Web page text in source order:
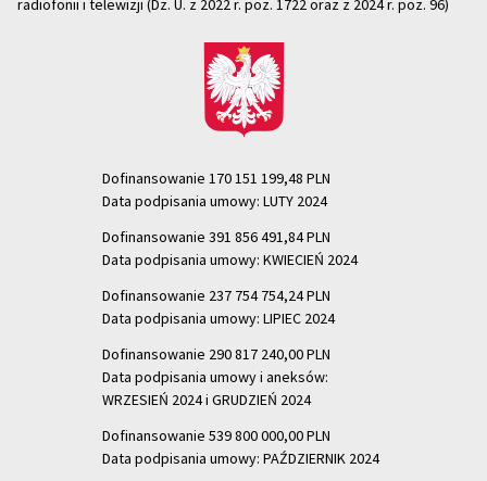
radiofonii i telewizji (Dz. U. z 2022 r. poz. 1722 oraz z 2024 r. poz. 96)
Dofinansowanie 170 151 199,48 PLN
Data podpisania umowy: LUTY 2024
Dofinansowanie 391 856 491,84 PLN
Data podpisania umowy: KWIECIEŃ 2024
Dofinansowanie 237 754 754,24 PLN
Data podpisania umowy: LIPIEC 2024
Dofinansowanie 290 817 240,00 PLN
Data podpisania umowy i aneksów:
WRZESIEŃ 2024 i GRUDZIEŃ 2024
Dofinansowanie 539 800 000,00 PLN
Data podpisania umowy: PAŹDZIERNIK 2024